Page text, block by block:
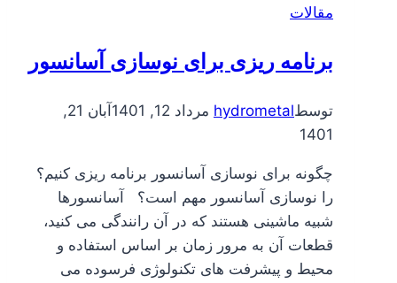
مقالات
برنامه ریزی برای نوسازی آسانسور
توسطhydrometal مرداد 12, 1401
آبان 21,
1401
چگونه برای نوسازی آسانسور برنامه ریزی کنیم؟
را نوسازی آسانسور مهم است؟ آسانسورها
شبیه ماشینی هستند که در آن رانندگی می کنید،
قطعات آن به مرور زمان بر اساس استفاده و
محیط و پیشرفت های تکنولوژی فرسوده می